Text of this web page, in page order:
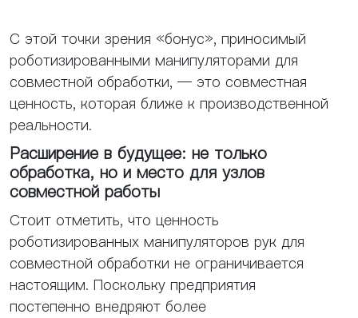
С этой точки зрения «бонус», приносимый
роботизированными манипуляторами для
совместной обработки, — это совместная
ценность, которая ближе к производственной
реальности.
Расширение в будущее: не только
обработка, но и место для узлов
совместной работы
Стоит отметить, что ценность
роботизированных манипуляторов рук для
совместной обработки не ограничивается
настоящим. Поскольку предприятия
постепенно внедряют более